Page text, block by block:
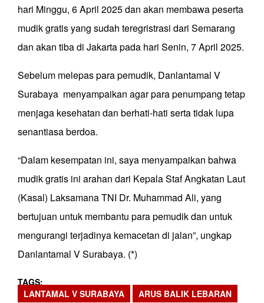
hari Minggu, 6 April 2025 dan akan membawa peserta
mudik gratis yang sudah teregristrasi dari Semarang
dan akan tiba di Jakarta pada hari Senin, 7 April 2025.
Sebelum melepas para pemudik, Danlantamal V
Surabaya menyampaikan agar para penumpang tetap
menjaga kesehatan dan berhati-hati serta tidak lupa
senantiasa berdoa.
“Dalam kesempatan ini, saya menyampaikan bahwa
mudik gratis ini arahan dari Kepala Staf Angkatan Laut
(Kasal) Laksamana TNI Dr. Muhammad Ali, yang
bertujuan untuk membantu para pemudik dan untuk
mengurangi terjadinya kemacetan di jalan”, ungkap
Danlantamal V Surabaya. (*)
TAGS
LANTAMAL V SURABAYA
ARUS BALIK LEBARAN